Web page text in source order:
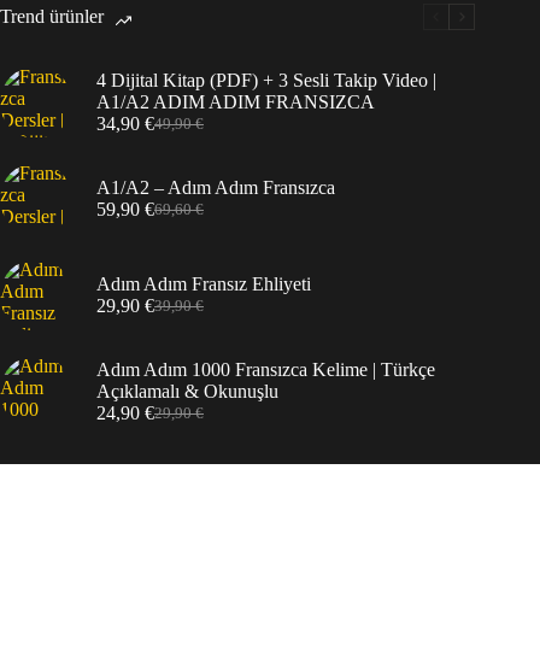
Trend ürünler
4 Dijital Kitap (PDF) + 3 Sesli Takip Video |
A1/A2 ADIM ADIM FRANSIZCA
49,90€
34,90 €
A1/A2 – Adım Adım Fransızca
69,60€
59,90 €
Adım Adım Fransız Ehliyeti
39,90€
29,90 €
Adım Adım 1000 Fransızca Kelime | Türkçe
Açıklamalı & Okunuşlu
29,90€
24,90 €